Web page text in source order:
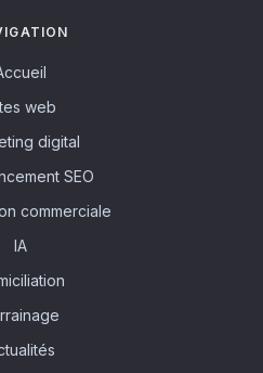
web
digital
SEO
commerciale
IA